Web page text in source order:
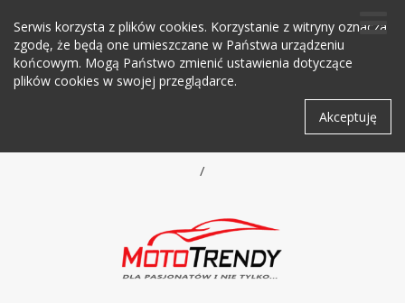
Serwis korzysta z plików cookies. Korzystanie z witryny oznacza
zgodę, że będą one umieszczane w Państwa urządzeniu
końcowym. Mogą Państwo zmienić ustawienia dotyczące
plików cookies w swojej przeglądarce.
Akceptuję
/